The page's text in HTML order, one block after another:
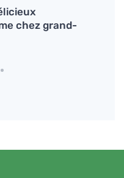
chez grand-